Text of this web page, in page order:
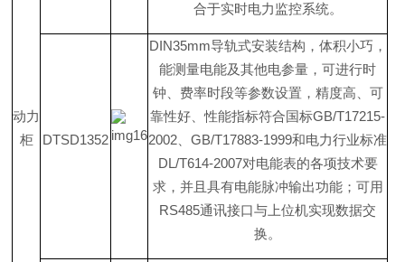
动力
柜
合于实时电力监控系统。
DTSD1352
DIN35mm导轨式安装结构，体积小巧，
能测量电能及其他电参量，可进行时
钟、费率时段等参数设置，精度高、可
靠性好、性能指标符合国标GB/T17215-
2002 、GB/T17883-1999和电力行业标准
DL/T614-2007对电能表的各项技术要
求，并且具有电能脉冲输出功能；可用
RS485通讯接口与上位机实现数据交
换。